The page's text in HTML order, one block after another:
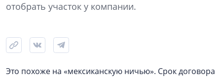
отобрать участок у компании.
Это похоже на «мексиканскую ничью». Срок договора